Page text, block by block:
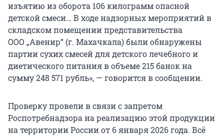
изъятию из оборота 106 килограмм опасной
детской смеси… В ходе надзорных мероприятий в
складском помещении представительства
ООО „Авенир“ (г. Махачкала) были обнаружены
партии сухих смесей для детского лечебного и
диетического питания в объеме 215 банок на
сумму 248 571 рубль», — говорится в сообщении.
Проверку провели в связи с запретом
Роспотребнадзора на реализацию этой продукции
на территории России от 6 января 2026 года. Всё